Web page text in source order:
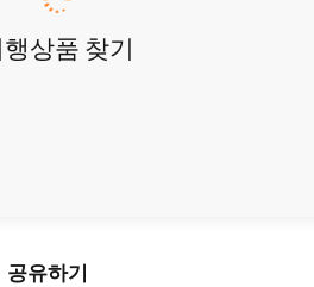
상품 찾기
공유하기